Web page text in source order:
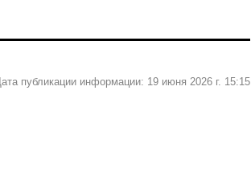
публикации информации: 19 июня 2026 г. 15:15